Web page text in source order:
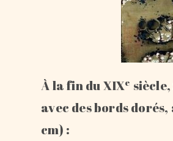
À la fin du XIXe
avec des bords
cm) :